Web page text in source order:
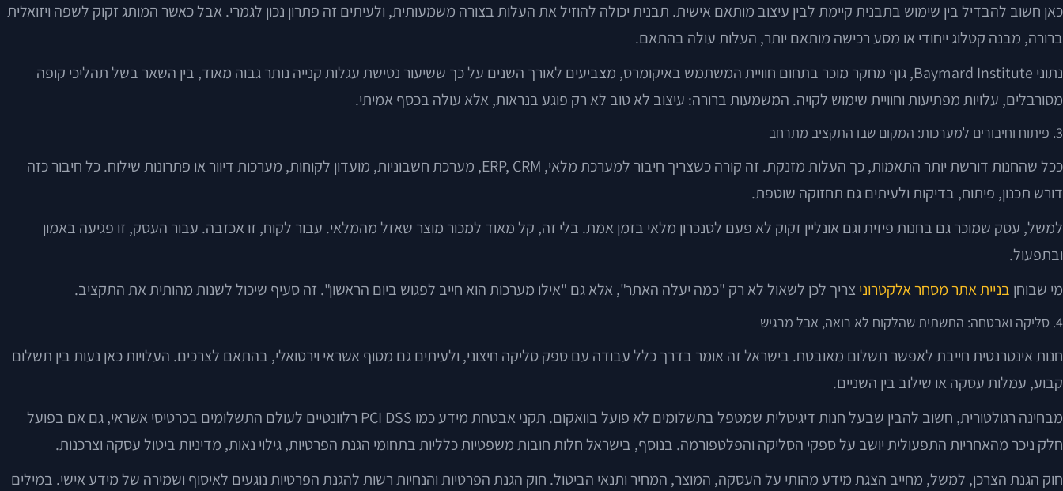
כאן חשוב להבדיל בין שימוש בתבנית קיימת לבין עיצוב מותאם אישית. תבנית יכולה להוזיל את העלות בצורה משמעותית, ולעיתים זה פתרון נכון לגמרי. אבל כאשר המותג זקוק לשפה ויזואלית
ברורה, מבנה קטלוג ייחודי או מסע רכישה מותאם יותר, העלות עולה בהתאם.
נתוני Baymard Institute, גוף מחקר מוכר בתחום חוויית המשתמש באיקומרס, מצביעים לאורך השנים על כך ששיעור נטישת עגלות קנייה נותר גבוה מאוד, בין השאר בשל תהליכי קופה
מסורבלים, עלויות מפתיעות וחוויית שימוש לקויה. המשמעות ברורה: עיצוב לא טוב לא רק פוגע בנראות, אלא עולה בכסף אמיתי.
3. פיתוח וחיבורים למערכות: המקום שבו התקציב מתרחב
ככל שהחנות דורשת יותר התאמות, כך העלות מזנקת. זה קורה כשצריך חיבור למערכת מלאי, ERP, CRM, מערכת חשבוניות, מועדון לקוחות, מערכות דיוור או פתרונות שילוח. כל חיבור כזה
דורש תכנון, פיתוח, בדיקות ולעיתים גם תחזוקה שוטפת.
למשל, עסק שמוכר גם בחנות פיזית וגם אונליין זקוק לא פעם לסנכרון מלאי בזמן אמת. בלי זה, קל מאוד למכור מוצר שאזל מהמלאי. עבור לקוח, זו אכזבה. עבור העסק, זו פגיעה באמון
ובתפעול.
מי שבוחן בניית אתר מסחר אלקטרוני צריך לכן לשאול לא רק "כמה יעלה האתר", אלא גם "אילו מערכות הוא חייב לפגוש ביום הראשון". זה סעיף שיכול לשנות מהותית את התקציב.
4. סליקה ואבטחה: התשתית שהלקוח לא רואה, אבל מרגיש
חנות אינטרנטית חייבת לאפשר תשלום מאובטח. בישראל זה אומר בדרך כלל עבודה עם ספק סליקה חיצוני, ולעיתים גם מסוף אשראי וירטואלי, בהתאם לצרכים. העלויות כאן נעות בין תשלום
קבוע, עמלות עסקה או שילוב בין השניים.
מבחינה רגולטורית, חשוב להבין שבעל חנות דיגיטלית שמטפל בתשלומים לא פועל בוואקום. תקני אבטחת מידע כמו PCI DSS רלוונטיים לעולם התשלומים בכרטיסי אשראי, גם אם בפועל
חלק ניכר מהאחריות התפעולית יושב על ספקי הסליקה והפלטפורמה. בנוסף, בישראל חלות חובות משפטיות כלליות בתחומי הגנת הפרטיות, גילוי נאות, מדיניות ביטול עסקה וצרכנות.
חוק הגנת הצרכן, למשל, מחייב הצגת מידע מהותי על העסקה, המוצר, המחיר ותנאי הביטול. חוק הגנת הפרטיות והנחיות רשות להגנת הפרטיות נוגעים לאיסוף ושמירה של מידע אישי. במילים